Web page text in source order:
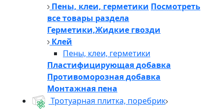
Пены, клеи, герметики Посмотреть
все товары раздела
Герметики,Жидкие гвозди
Клей
Пены, клеи, герметики
Пластифицирующая добавка
Противоморозная добавка
Монтажная пена
Тротуарная плитка, поребрик